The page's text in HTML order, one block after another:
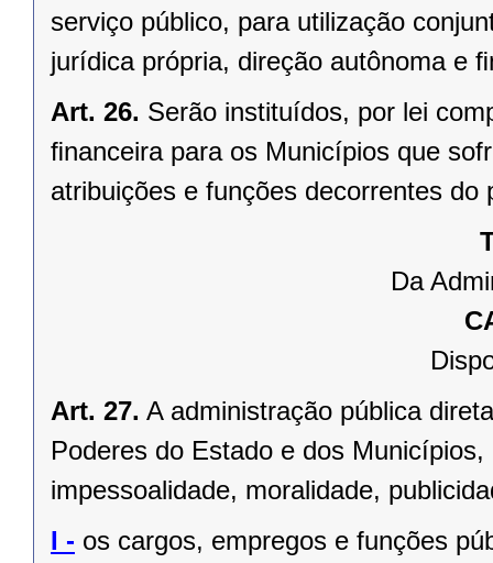
serviço público, para utilização
jurídica própria, direção autônoma e
Art. 26. Serão instituídos, por lei
ﬁnanceira para os Municípios que
atribuições e funções decorrentes do
Da
Art. 27. A administração pública
Poderes do Estado e dos
impessoalidade, moralidade,
I - os cargos, empregos e funções